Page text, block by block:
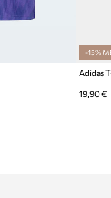
-15%
Adidas
19,90 €